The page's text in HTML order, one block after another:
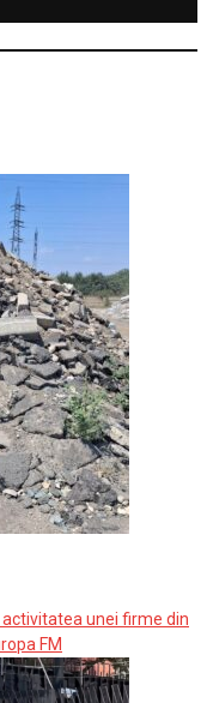
unei firme din
FM